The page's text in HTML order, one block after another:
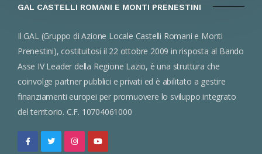
GAL CASTELLI ROMANI E MONTI PRENESTINI
Il GAL (Gruppo di Azione Locale Castelli Romani e Monti
Prenestini), costituitosi il 22 ottobre 2009 in risposta al Bando
Asse IV Leader della Regione Lazio, è una struttura che
coinvolge partner pubblici e privati ed è abilitato a gestire
finanziamenti europei per promuovere lo sviluppo integrato
del territorio. C.F. 10704061000